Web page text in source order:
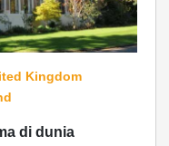
United Kingdom
di dunia